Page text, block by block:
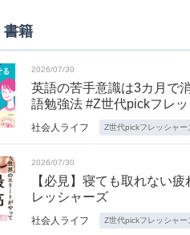
書籍
2026/07/30
英語の苦手意識は3カ月で
語勉強法 #Z世代pickフレ
社会人ライフ Z世代pickフレッシャー
2026/07/30
【必見】寝ても取れない
レッシャーズ
社会人ライフ Z世代pickフレッシャー